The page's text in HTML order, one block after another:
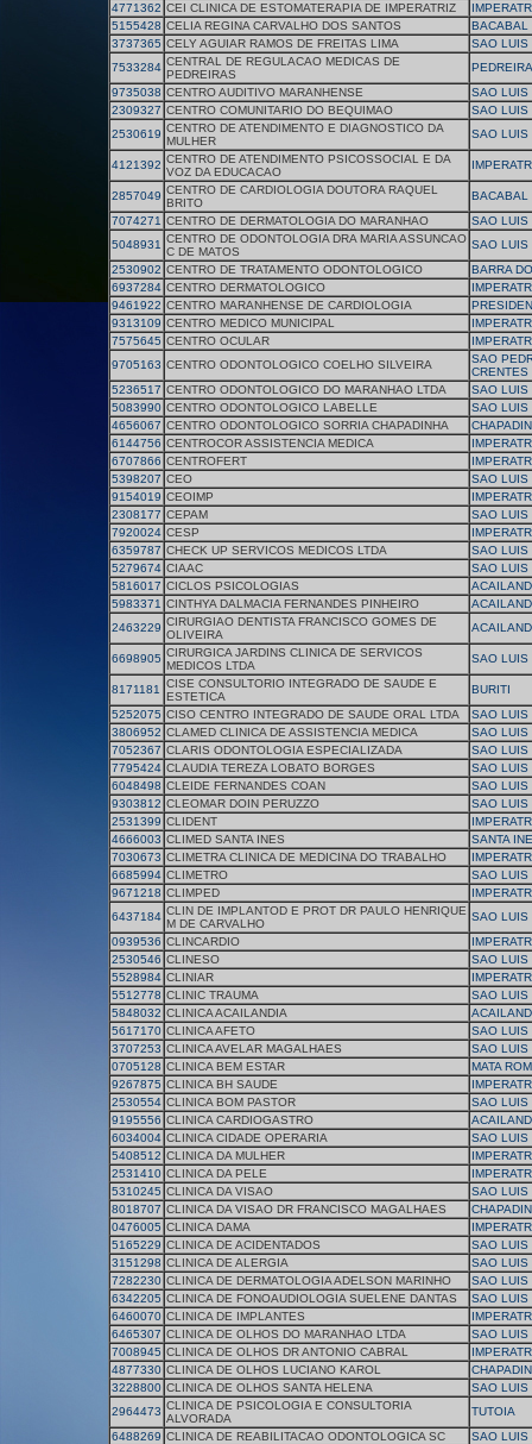
4771362 CEI CLINICA DE ESTOMATERAPIA DE IMPERATRIZ
5155428 CELIA REGINA CARVALHO DOS SANTOS
BACABAL
3737365 CELY AGUIAR RAMOS DE FREITAS LIMA
SAO LUIS
7533284 CENTRAL DE REGULACAO MEDICAS DE
PEDREIRAS
9735038 CENTRO AUDITIVO MARANHENSE
SAO LUIS
2309327 CENTRO COMUNITARIO DO BEQUIMAO
SAO LUIS
2530619 CENTRO DE ATENDIMENTO E DIAGNOSTICO DA
MULHER
SAO LUIS
4121392 CENTRO DE ATENDIMENTO PSICOSSOCIAL E DA
VOZ DA EDUCACAO
2857049 CENTRO DE CARDIOLOGIA DOUTORA RAQUEL
BRITO
BACABAL
7074271 CENTRO DE DERMATOLOGIA DO MARANHAO
SAO LUIS
5048931 CENTRO DE ODONTOLOGIA DRA MARIA ASSUNCAO
C DE MATOS
SAO LUIS
2530902 CENTRO DE TRATAMENTO ODONTOLOGICO
BARRA
6937284 CENTRO DERMATOLOGICO
9461922 CENTRO MARANHENSE DE CARDIOLOGIA
9313109 CENTRO MEDICO MUNICIPAL
7575645 CENTRO OCULAR
9705163 CENTRO ODONTOLOGICO COELHO SILVEIRA
SAO
CRENTES
5236517 CENTRO ODONTOLOGICO DO MARANHAO LTDA
SAO LUIS
5083990 CENTRO ODONTOLOGICO LABELLE
SAO LUIS
4656067 CENTRO ODONTOLOGICO SORRIA CHAPADINHA
6144756 CENTROCOR ASSISTENCIA MEDICA
6707866 CENTROFERT
5398207 CEO
SAO LUIS
9154019 CEOIMP
2308177 CEPAM
SAO LUIS
7920024 CESP
6359787 CHECK UP SERVICOS MEDICOS LTDA
SAO LUIS
5279674 CIAAC
SAO LUIS
5816017 CICLOS PSICOLOGIAS
5983371 CINTHYA DALMACIA FERNANDES PINHEIRO
2463229 CIRURGIAO DENTISTA FRANCISCO GOMES DE
OLIVEIRA
6698905 CIRURGICA JARDINS CLINICA DE SERVICOS
MEDICOS LTDA
SAO LUIS
8171181
CISE CONSULTORIO INTEGRADO DE SAUDE E
ESTETICA
BURITI
5252075 CISO CENTRO INTEGRADO DE SAUDE ORAL LTDA
SAO LUIS
3806952 CLAMED CLINICA DE ASSISTENCIA MEDICA
SAO LUIS
7052367 CLARIS ODONTOLOGIA ESPECIALIZADA
SAO LUIS
7795424 CLAUDIA TEREZA LOBATO BORGES
SAO LUIS
6048498 CLEIDE FERNANDES COAN
SAO LUIS
9303812 CLEOMAR DOIN PERUZZO
SAO LUIS
2531399 CLIDENT
4666003 CLIMED SANTA INES
SANTA
7030673 CLIMETRA CLINICA DE MEDICINA DO TRABALHO
6685994 CLIMETRO
SAO LUIS
9671218 CLIMPED
6437184 CLIN DE IMPLANTOD E PROT DR PAULO HENRIQUE
M DE CARVALHO
SAO LUIS
0939536 CLINCARDIO
2530546 CLINESO
SAO LUIS
5528984 CLINIAR
5512778 CLINIC TRAUMA
SAO LUIS
5848032 CLINICA ACAILANDIA
5617170 CLINICA AFETO
SAO LUIS
3707253 CLINICA AVELAR MAGALHAES
SAO LUIS
0705128 CLINICA BEM ESTAR
MATA
9267875 CLINICA BH SAUDE
2530554 CLINICA BOM PASTOR
SAO LUIS
9195556 CLINICA CARDIOGASTRO
6034004 CLINICA CIDADE OPERARIA
SAO LUIS
5408512 CLINICA DA MULHER
2531410 CLINICA DA PELE
5310245 CLINICA DA VISAO
SAO LUIS
8018707 CLINICA DA VISAO DR FRANCISCO MAGALHAES
0476005 CLINICA DAMA
5165229 CLINICA DE ACIDENTADOS
SAO LUIS
3151298 CLINICA DE ALERGIA
SAO LUIS
7282230 CLINICA DE DERMATOLOGIA ADELSON MARINHO
SAO LUIS
6342205 CLINICA DE FONOAUDIOLOGIA SUELENE DANTAS
SAO LUIS
6460070 CLINICA DE IMPLANTES
6465307 CLINICA DE OLHOS DO MARANHAO LTDA
SAO LUIS
7008945 CLINICA DE OLHOS DR ANTONIO CABRAL
4877330 CLINICA DE OLHOS LUCIANO KAROL
3228800 CLINICA DE OLHOS SANTA HELENA
SAO LUIS
2964473 CLINICA DE PSICOLOGIA E CONSULTORIA
ALVORADA
TUTOIA
6488269 CLINICA DE REABILITACAO ODONTOLOGICA SC
SAO LUIS